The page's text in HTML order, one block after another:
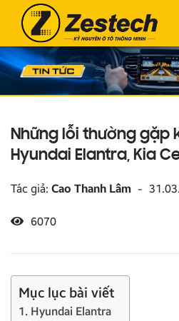
Những lỗi thường gặp
Hyundai Elantra, Kia
Tác giả: Cao Thanh Lâm -
6070
Mục lục bài viết
1. Hyundai Elantra